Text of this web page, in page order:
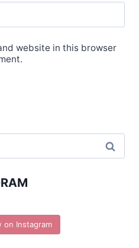
website in this browser
on Instagram